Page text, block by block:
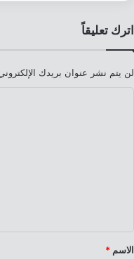
اترك تعليقاً
لن يتم نشر عنوان بريدك
*
الاسم *